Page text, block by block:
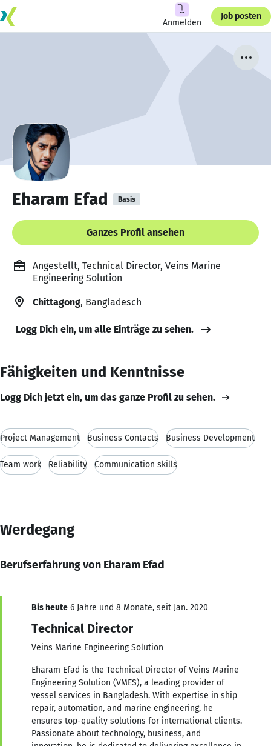
Anmelden
Job posten
Eharam Efad Basis
Ganzes Profil ansehen
Angestellt, Technical Director, Veins Marine
Engineering Solution
Chittagong, Bangladesch
Logg Dich ein, um alle Einträge zu sehen.
Fähigkeiten und Kenntnisse
Logg Dich jetzt ein, um das ganze Profil zu sehen.
Project Management Business Contacts Business Development
Team work Reliability Communication skills
Werdegang
Berufserfahrung von Eharam Efad
Bis heute 6 Jahre und 8 Monate, seit Jan. 2020
Technical Director
Veins Marine Engineering Solution
Eharam Efad is the Technical Director of Veins Marine
Engineering Solution (VMES), a leading provider of
vessel services in Bangladesh. With expertise in ship
repair, automation, and marine engineering, he
ensures top-quality solutions for international clients.
Passionate about technology, business, and